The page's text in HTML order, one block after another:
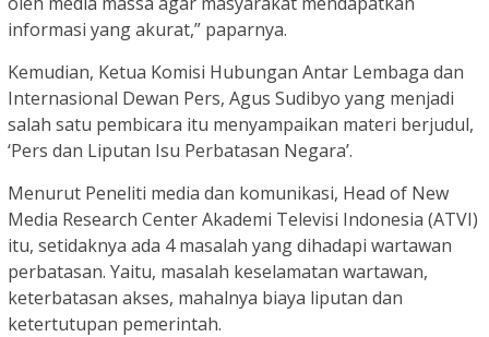
informasi yang akurat,” paparnya.
Kemudian, Ketua Komisi Hubungan Antar Lembaga dan
Internasional Dewan Pers, Agus Sudibyo yang menjadi
salah satu pembicara itu menyampaikan materi berjudul,
‘Pers dan Liputan Isu Perbatasan Negara’.
Menurut Peneliti media dan komunikasi, Head of New
Media Research Center Akademi Televisi Indonesia (ATVI)
itu, setidaknya ada 4 masalah yang dihadapi wartawan
perbatasan. Yaitu, masalah keselamatan wartawan,
keterbatasan akses, mahalnya biaya liputan dan
ketertutupan pemerintah.